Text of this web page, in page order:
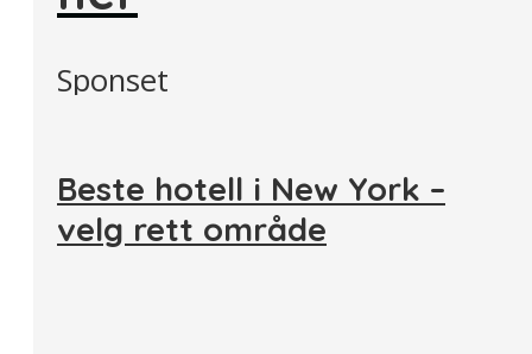
Sponset
Beste hotell i New York –
velg rett område